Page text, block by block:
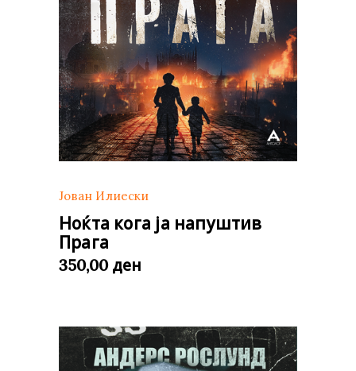
Јован Илиески
Ноќта кога ја напуштив
Прага
350,00 ден